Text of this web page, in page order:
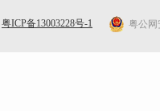
粤ICP备13003228号-1 粤公网